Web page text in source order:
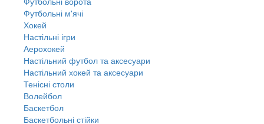
Футбольні м'ячі
Хокей
Настільні ігри
Аерохокей
Настільний футбол та аксесуари
Настільний хокей та аксесуари
Тенісні столи
Волейбол
Баскетбол
Баскетбольні стійки